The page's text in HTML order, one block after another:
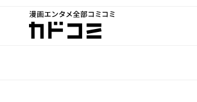
漫画エンタメ全部コミコミ
カドコミ